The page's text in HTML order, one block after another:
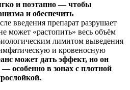
и поэтапно — чтобы
и обеспечить
введения препарат разрушает
может «растопить» весь объём
лимитом выведения
и кровеносную
может дать эффект, но он
особенно в зонах с плотной